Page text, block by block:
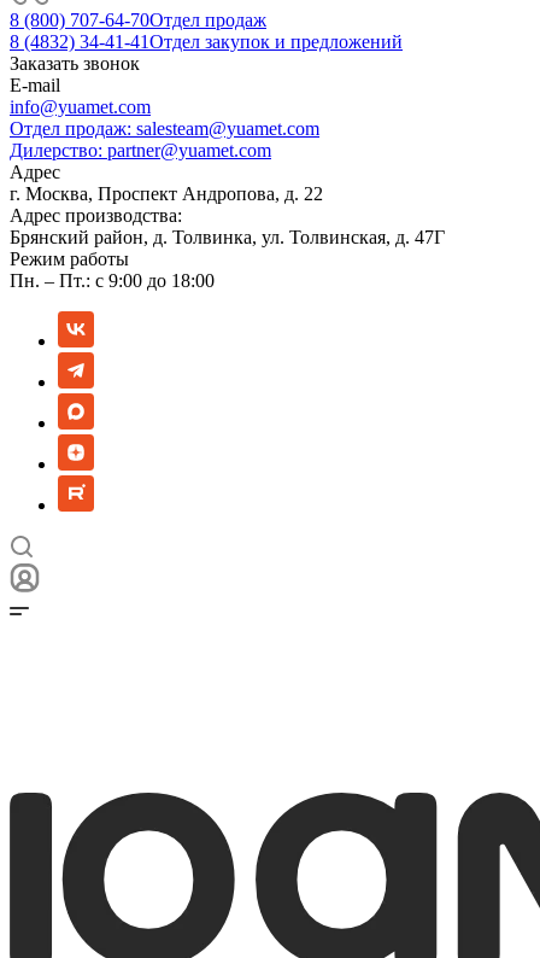
8 (800) 707-64-70Отдел продаж
8 (4832) 34-41-41Отдел закупок и предложений
Заказать звонок
E-mail
info@yuamet.com
Отдел продаж: salesteam@yuamet.com
Дилерство: partner@yuamet.com
Адрес
г. Москва, Проспект Андропова, д. 22
Адрес производства:
Брянский район, д. Толвинка, ул. Толвинская, д. 47Г
Режим работы
Пн. – Пт.: с 9:00 до 18:00